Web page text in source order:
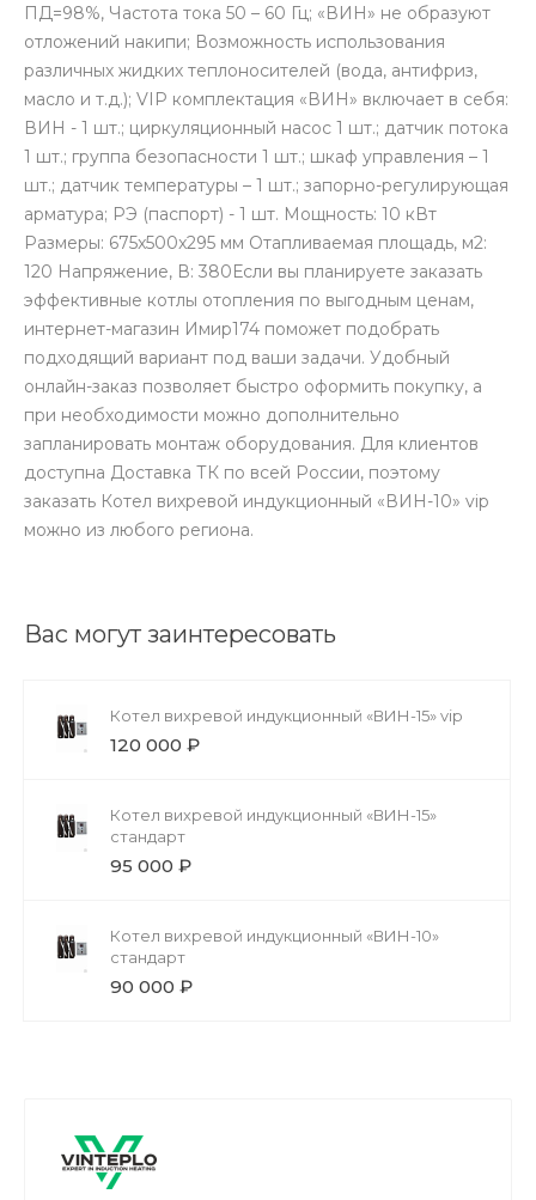
ПД=98%, Частота тока 50 – 60 Гц; «ВИН» не образуют
отложений накипи; Возможность использования
различных жидких теплоносителей (вода, антифриз,
масло и т.д.); VIP комплектация «ВИН» включает в себя:
ВИН - 1 шт.; циркуляционный насос 1 шт.; датчик потока
1 шт.; группа безопасности 1 шт.; шкаф управления – 1
шт.; датчик температуры – 1 шт.; запорно-регулирующая
арматура; РЭ (паспорт) - 1 шт. Мощность: 10 кВт
Размеры: 675x500x295 мм Отапливаемая площадь, м2:
120 Напряжение, В: 380Если вы планируете заказать
эффективные котлы отопления по выгодным ценам,
интернет-магазин Имир174 поможет подобрать
подходящий вариант под ваши задачи. Удобный
онлайн-заказ позволяет быстро оформить покупку, а
при необходимости можно дополнительно
запланировать монтаж оборудования. Для клиентов
доступна Доставка ТК по всей России, поэтому
заказать Котел вихревой индукционный «ВИН-10» vip
можно из любого региона.
Вас могут заинтересовать
Котел вихревой индукционный «ВИН-15» vip
120 000 ₽
Котел вихревой индукционный «ВИН-15»
стандарт
95 000 ₽
Котел вихревой индукционный «ВИН-10»
стандарт
90 000 ₽